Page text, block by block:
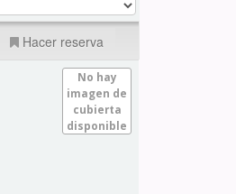
Hacer reserva
No hay
imagen de
cubierta
disponible